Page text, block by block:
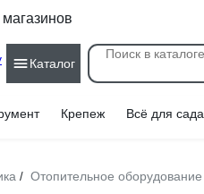
Каталог
Крепеж Всё для сада
/ Отопительное оборудование